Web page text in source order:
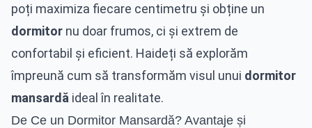
poți maximiza fiecare centimetru și obține un
dormitor nu doar frumos, ci și extrem de
confortabil și eficient. Haideți să explorăm
împreună cum să transformăm visul unui dormitor
mansardă ideal în realitate.
De Ce un Dormitor Mansardă? Avantaje și